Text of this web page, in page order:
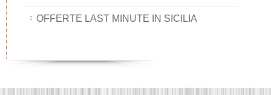
OFFERTE LAST MINUTE IN SICILIA